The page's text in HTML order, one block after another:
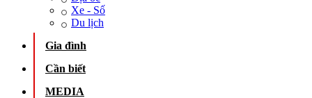
Xe - Số
Du lịch
Gia đình
Cần biết
MEDIA